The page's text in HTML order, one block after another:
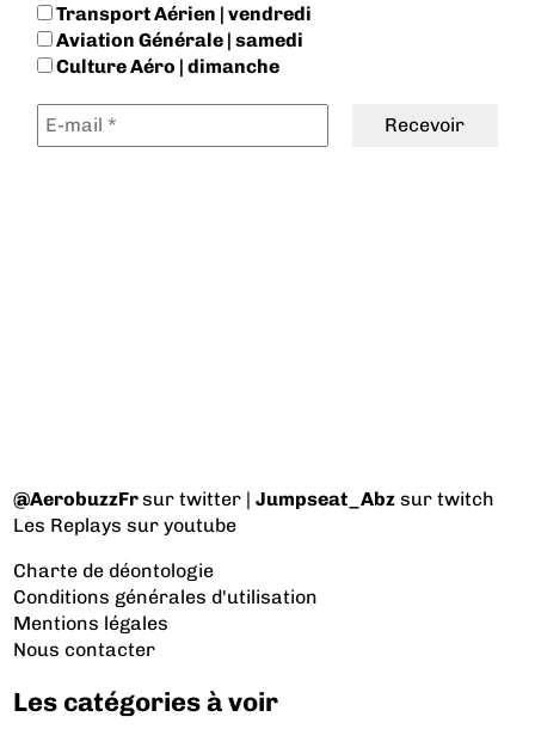
Transport Aérien | vendredi
Aviation Générale | samedi
Culture Aéro | dimanche
@AerobuzzFrsur twitter |Jumpseat_Abz sur twitch
Les Replays sur youtube
Charte de déontologie
Conditions générales d'utilisation
Mentions légales
Nous contacter
Les catégories à voir